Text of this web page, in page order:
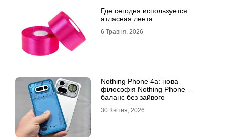
Где сегодня используется
атласная лента
6 Травня, 2026
Nothing Phone 4a: нова
філософія Nothing Phone –
баланс без зайвого
30 Квітня, 2026